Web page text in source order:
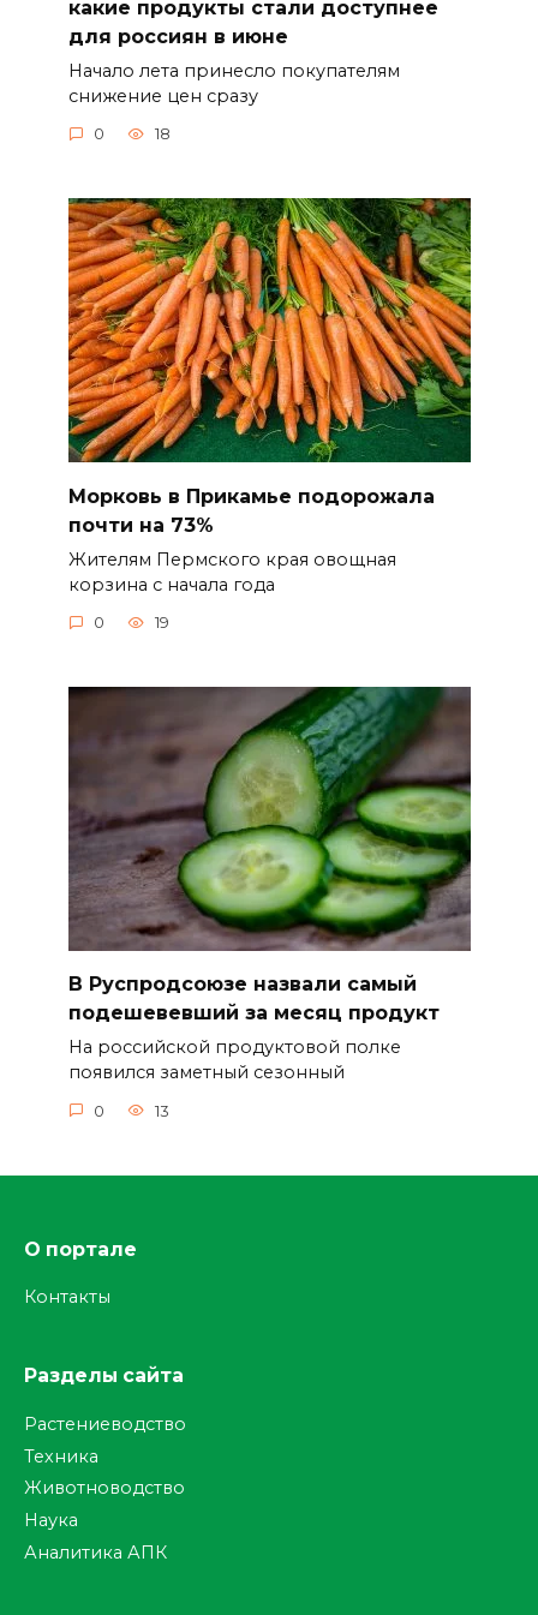
какие продукты стали доступнее
для россиян в июне
Начало лета принесло покупателям
снижение цен сразу
0 18
Морковь в Прикамье подорожала
почти на 73%
Жителям Пермского края овощная
корзина с начала года
0 19
В Руспродсоюзе назвали самый
подешевевший за месяц продукт
На российской продуктовой полке
появился заметный сезонный
0 13
О портале
Контакты
Разделы сайта
Растениеводство
Техника
Животноводство
Наука
Аналитика АПК